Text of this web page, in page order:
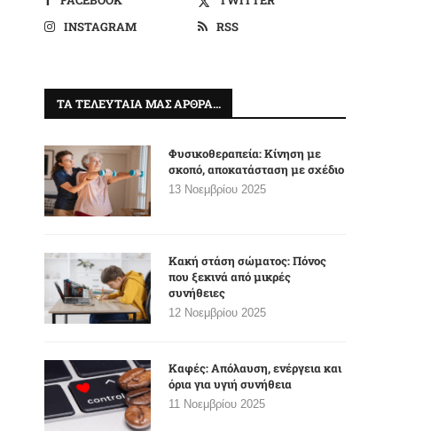
INSTAGRAM
RSS
ΤΑ ΤΕΛΕΥΤΑΊΑ ΜΑΣ ΆΡΘΡΑ…
Φυσικοθεραπεία: Κίνηση με
σκοπό, αποκατάσταση με σχέδιο
13 Νοεμβρίου 2025
Κακή στάση σώματος: Πόνος
που ξεκινά από μικρές
συνήθειες
12 Νοεμβρίου 2025
Καφές: Απόλαυση, ενέργεια και
όρια για υγιή συνήθεια
11 Νοεμβρίου 2025